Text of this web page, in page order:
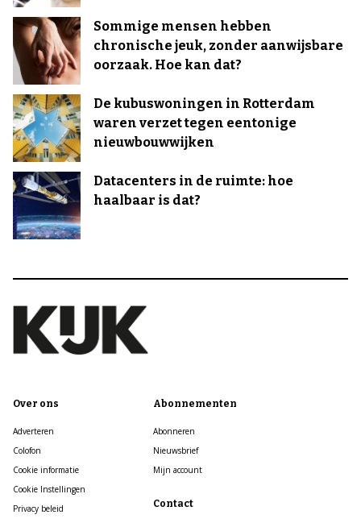
Sommige mensen hebben
chronische jeuk, zonder aanwijsbare
oorzaak. Hoe kan dat?
De kubuswoningen in Rotterdam
waren verzet tegen eentonige
nieuwbouwwijken
Datacenters in de ruimte: hoe
haalbaar is dat?
Over ons
Adverteren
Colofon
Cookie informatie
Cookie Instellingen
Privacy beleid
Abonnementen
Abonneren
Nieuwsbrief
Mijn account
Contact